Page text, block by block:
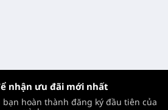
nhận ưu đãi mới nhất
bạn hoàn thành đăng ký đầu tiên của